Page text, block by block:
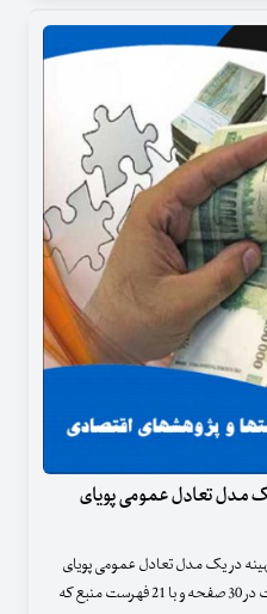
مدل تعادل عمومی پویای
در یک مدل تعادل عمومی پویای
تصادفی با رویکرد اسلامی" مقاله ای است در 30 صفحه و با 21 فهرست منبع که